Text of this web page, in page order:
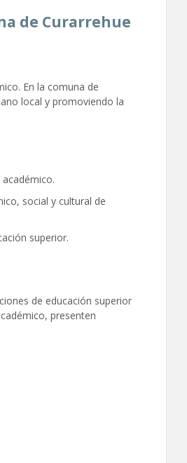
de Curarrehue
En la comuna de
local y promoviendo la
social y cultural de
superior.
de educación superior
presenten